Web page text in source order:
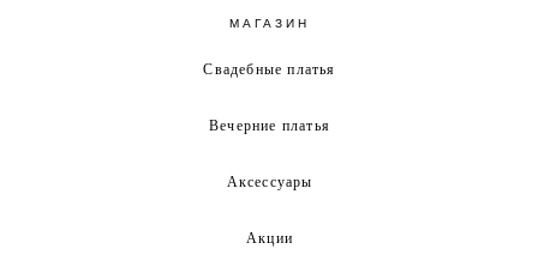
МАГАЗИН
Свадебные платья
Вечерние платья
Аксессуары
Акции